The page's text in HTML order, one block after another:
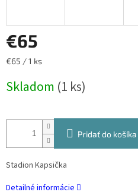
€65
Jednotková
€65 / 1 ks
Skladom (1 ks)
Pridať do košíka
Stadion Kapsička
Detailné informácie